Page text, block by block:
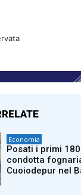
Economia
Posati i primi
condotta
Cuoiodepur nel